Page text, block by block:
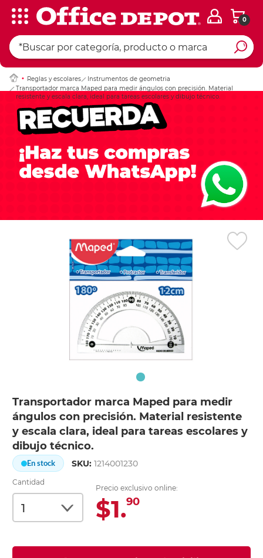
0
Reglas y escolares
Instrumentos de geometria
Transportador marca Maped para medir ángulos con precisión. Material
resistente y escala clara, ideal para tareas escolares y dibujo técnico.
Transportador marca Maped para medir
ángulos con precisión. Material resistente
y escala clara, ideal para tareas escolares y
dibujo técnico.
En stock SKU:1214001230
Cantidad
Precio exclusivo online:
$1.90
Ingresar Codigo